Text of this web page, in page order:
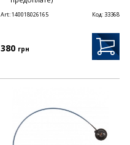
Art:140018026165 Код: 33368
380 грн